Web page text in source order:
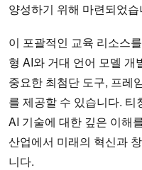
양성하기 위해 마련되었습
이 포괄적인 교육 리소스
형 AI와 거대 언어 모델 개
중요한 최첨단 도구, 프레
를 제공할 수 있습니다.
AI 기술에 대한 깊은 이해
산업에서 미래의 혁신과
니다.